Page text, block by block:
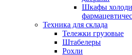
Шкафы
Техника для склада
Тележки грузовые
Штабелеры
Рохли